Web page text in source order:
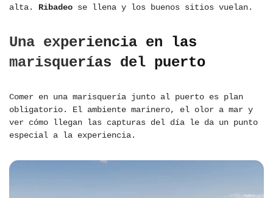
alta. Ribadeo se llena y los buenos sitios vuelan.
Una experiencia en las
marisquerías del puerto
Comer en una marisquería junto al puerto es plan
obligatorio. El ambiente marinero, el olor a mar y
ver cómo llegan las capturas del día le da un punto
especial a la experiencia.